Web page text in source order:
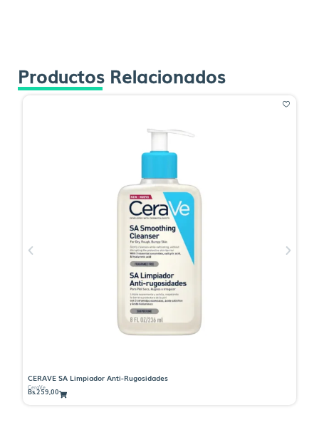
Productos Relacionados
CERAVE SA Limpiador Anti-Rugosidades
CeraVe
Bs.259,00